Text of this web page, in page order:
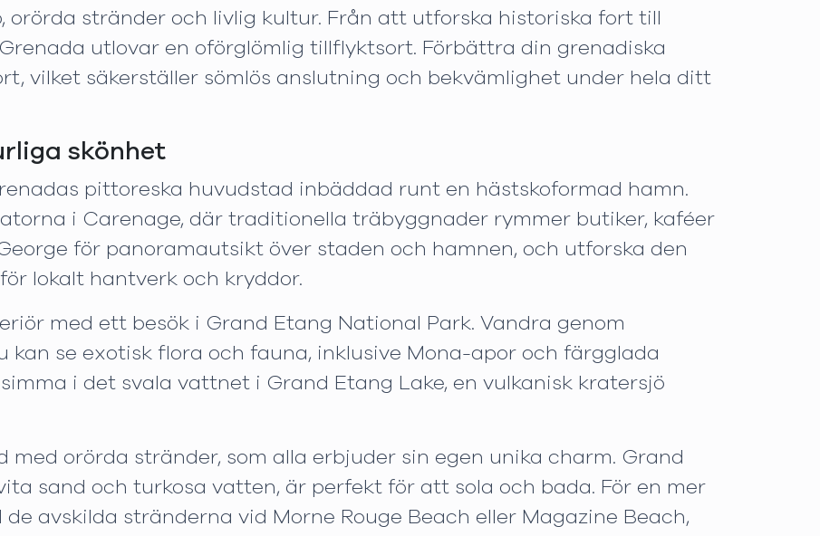
orörda stränder och livlig kultur. Från att utforska historiska fort till
utlovar en oförglömlig tillflyktsort. Förbättra din grenadiska
vilket säkerställer sömlös anslutning och bekvämlighet under hela ditt
skönhet
pittoreska huvudstad inbäddad runt en hästskoformad hamn.
i Carenage, där traditionella träbyggnader rymmer butiker, kaféer
för panoramautsikt över staden och hamnen, och utforska den
lokalt hantverk och kryddor.
med ett besök i Grand Etang National Park. Vandra genom
kan se exotisk flora och fauna, inklusive Mona-apor och färgglada
i det svala vattnet i Grand Etang Lake, en vulkanisk kratersjö
med orörda stränder, som alla erbjuder sin egen unika charm. Grand
sand och turkosa vatten, är perfekt för att sola och bada. För en mer
avskilda stränderna vid Morne Rouge Beach eller Magazine Beach,